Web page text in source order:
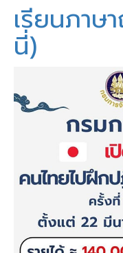
เรียนภา
นี่)